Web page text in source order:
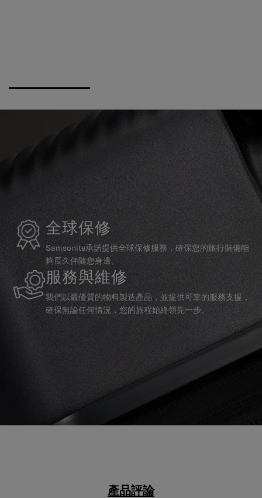
全球保修
Samsonite承諾提供全球保修服務，確保您的旅行裝備能
夠長久伴隨您身邊。
服務與維修
我們以最優質的物料製造產品，並提供可靠的服務支援，
確保無論任何情況，您的旅程始終領先一步。
產品評論